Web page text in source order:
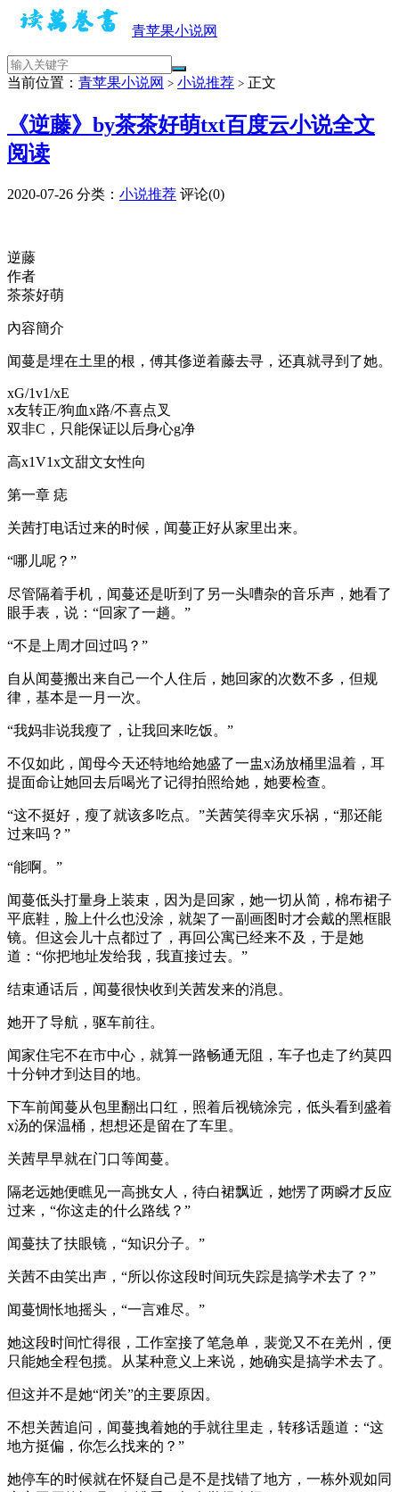
青苹果小说网
当前位置： 青苹果小说网 > 小说推荐 > 正文
《逆藤》by茶茶好萌txt百度云小说全文
阅读
2020-07-26 分类： 小说推荐 评论(0)
逆藤
作者
茶茶好萌
內容簡介
闻蔓是埋在土里的根，傅其俢逆着藤去寻，还真就寻到了她。
xG/1v1/xE
x友转正/狗血x路/不喜点叉
双非C，只能保证以后身心g净
高x1V1x文甜文女性向
第一章 痣
关茜打电话过来的时候，闻蔓正好从家里出来。
“哪儿呢？”
尽管隔着手机，闻蔓还是听到了另一头嘈杂的音乐声，她看了
眼手表，说：“回家了一趟。”
“不是上周才回过吗？”
自从闻蔓搬出来自己一个人住后，她回家的次数不多，但规
律，基本是一月一次。
“我妈非说我瘦了，让我回来吃饭。”
不仅如此，闻母今天还特地给她盛了一盅x汤放桶里温着，耳
提面命让她回去后喝光了记得拍照给她，她要检查。
“这不挺好，瘦了就该多吃点。”关茜笑得幸灾乐祸，“那还能
过来吗？”
“能啊。”
闻蔓低头打量身上装束，因为是回家，她一切从简，棉布裙子
平底鞋，脸上什么也没涂，就架了一副画图时才会戴的黑框眼
镜。但这会儿十点都过了，再回公寓已经来不及，于是她
道：“你把地址发给我，我直接过去。”
结束通话后，闻蔓很快收到关茜发来的消息。
她开了导航，驱车前往。
闻家住宅不在市中心，就算一路畅通无阻，车子也走了约莫四
十分钟才到达目的地。
下车前闻蔓从包里翻出口红，照着后视镜涂完，低头看到盛着
x汤的保温桶，想想还是留在了车里。
关茜早早就在门口等闻蔓。
隔老远她便瞧见一高挑女人，待白裙飘近，她愣了两瞬才反应
过来，“你这走的什么路线？”
闻蔓扶了扶眼镜，“知识分子。”
关茜不由笑出声，“所以你这段时间玩失踪是搞学术去了？”
闻蔓惆怅地摇头，“一言难尽。”
她这段时间忙得很，工作室接了笔急单，裴觉又不在羌州，便
只能她全程包揽。从某种意义上来说，她确实是搞学术去了。
但这并不是她“闭关”的主要原因。
不想关茜追问，闻蔓拽着她的手就往里走，转移话题道：“这
地方挺偏，你怎么找来的？”
她停车的时候就在怀疑自己是不是找错了地方，一栋外观如同